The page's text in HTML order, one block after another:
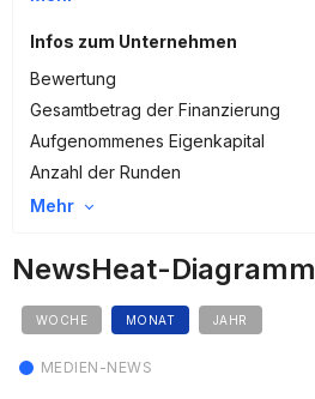
Infos zum Unternehmen
Bewertung
Gesamtbetrag der Finanzierung
Aufgenommenes Eigenkapital
Anzahl der Runden
Mehr
NewsHeat-Diagramm
WOCHE MONAT JAHR
MEDIEN-NEWS